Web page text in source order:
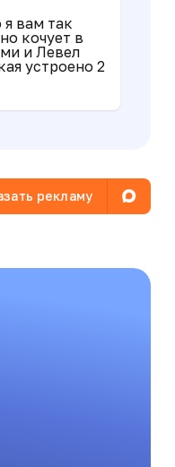
вам так
кочует в
и Левел
устроено 2
рекламу